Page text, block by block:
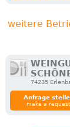
weitere
74235
Anfrage
make a request